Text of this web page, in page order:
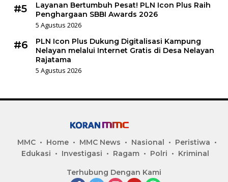
#5
Layanan Bertumbuh Pesat! PLN Icon Plus Raih
Penghargaan SBBI Awards 2026
5 Agustus 2026
#6
PLN Icon Plus Dukung Digitalisasi Kampung
Nelayan melalui Internet Gratis di Desa Nelayan
Rajatama
5 Agustus 2026
MMC Home MMC News Nasional
Peristiwa
Edukasi
Investigasi Ragam Polri Kriminal
Terhubung Dengan Kami